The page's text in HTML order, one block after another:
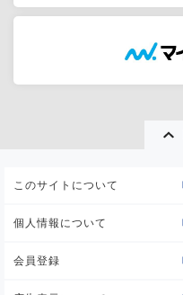
このサイトについて
個人情報について
会員登録